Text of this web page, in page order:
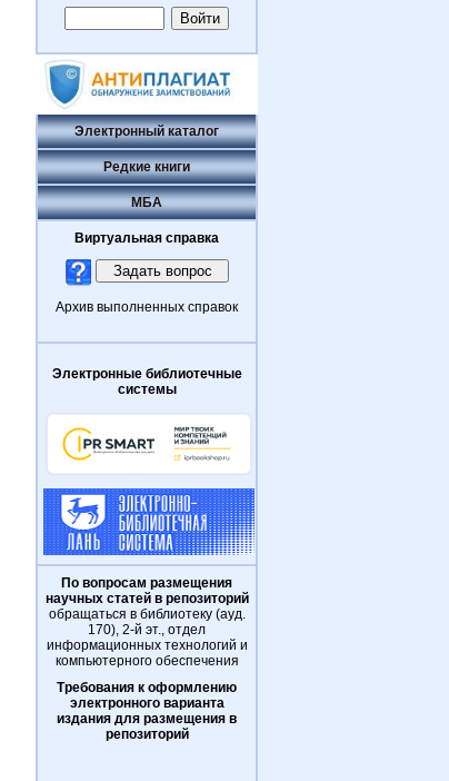
Электронный каталог
Редкие книги
МБА
Виртуальная справка
Архив выполненных справок
Электронные библиотечные
системы
По вопросам размещения
научных статей в репозиторий
обращаться в библиотеку (ауд.
170), 2-й эт., отдел
информационных технологий и
компьютерного обеспечения
Требования к оформлению
электронного варианта
издания для размещения в
репозиторий